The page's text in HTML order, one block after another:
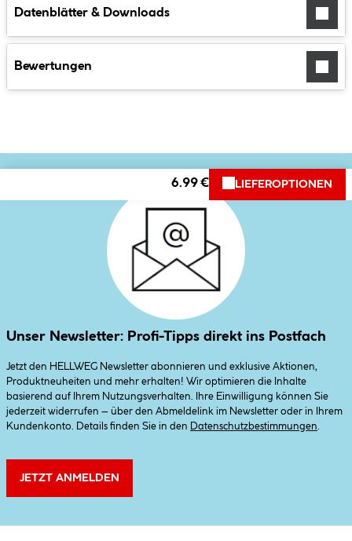
Datenblätter & Downloads
Bewertungen
6.99 € LIEFEROPTIONEN
Unser Newsletter: Profi-Tipps direkt ins Postfach
Jetzt den HELLWEG Newsletter abonnieren und exklusive Aktionen,
Produktneuheiten und mehr erhalten! Wir optimieren die Inhalte
basierend auf Ihrem Nutzungsverhalten. Ihre Einwilligung können Sie
jederzeit widerrufen – über den Abmeldelink im Newsletter oder in Ihrem
Kundenkonto. Details finden Sie in den
Datenschutzbestimmungen
JETZT ANMELDEN